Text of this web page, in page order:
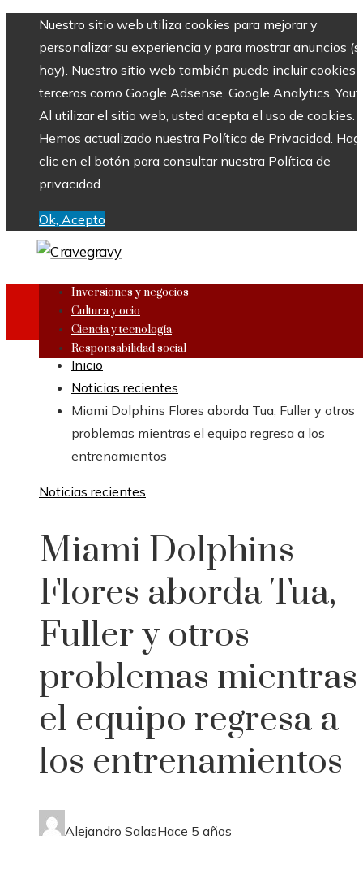
Nuestro sitio web utiliza cookies para mejorar y
personalizar su experiencia y para mostrar anuncios
hay). Nuestro sitio web también puede incluir cookies
terceros como Google Adsense, Google Analytics,
Al utilizar el sitio web, usted acepta el uso de cookies.
Hemos actualizado nuestra Política de Privacidad.
clic en el botón para consultar nuestra Política de
privacidad.
Ok, Acepto
Inversiones y negocios
Cultura y ocio
Ciencia y tecnología
Responsabilidad social
Inicio
Noticias recientes
Miami Dolphins Flores aborda Tua, Fuller y otros
problemas mientras el equipo regresa a los
entrenamientos
Noticias recientes
Miami Dolphins
Flores aborda Tua,
Fuller y otros
problemas mientras
el equipo regresa a
los entrenamientos
Alejandro SalasHace 5 años